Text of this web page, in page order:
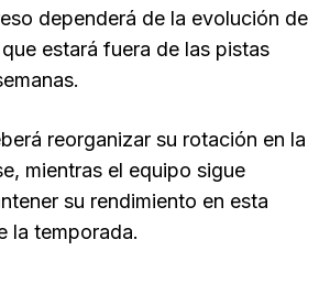
dependerá de la evolución de
estará fuera de las pistas
reorganizar su rotación en la
mientras el equipo sigue
su rendimiento en esta
la temporada.